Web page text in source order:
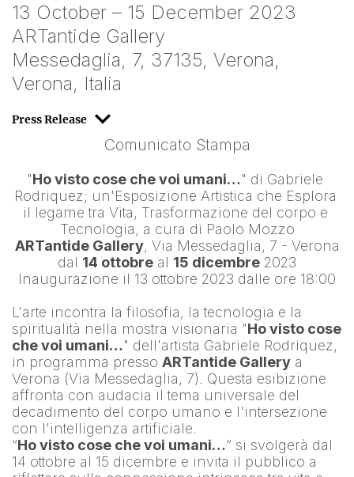
13 October – 15 December 2023
ARTantide Gallery
Messedaglia, 7, 37135, Verona,
Verona, Italia
Press Release
Comunicato Stampa
"Ho visto cose che voi umani…" di Gabriele
Rodriquez; un'Esposizione Artistica che Esplora
il legame tra Vita, Trasformazione del corpo e
Tecnologia, a cura di Paolo Mozzo
ARTantide Gallery, Via Messedaglia, 7 - Verona
dal 14 ottobre al 15 dicembre 2023
Inaugurazione il 13 ottobre 2023 dalle ore 18:00
L'arte incontra la filosofia, la tecnologia e la
spiritualità nella mostra visionaria "Ho visto cose
che voi umani…" dell'artista Gabriele Rodriquez,
in programma presso ARTantide Gallery a
Verona (Via Messedaglia, 7). Questa esibizione
affronta con audacia il tema universale del
decadimento del corpo umano e l'intersezione
con l'intelligenza artificiale.
“Ho visto cose che voi umani…” si svolgerà dal
14 ottobre al 15 dicembre e invita il pubblico a